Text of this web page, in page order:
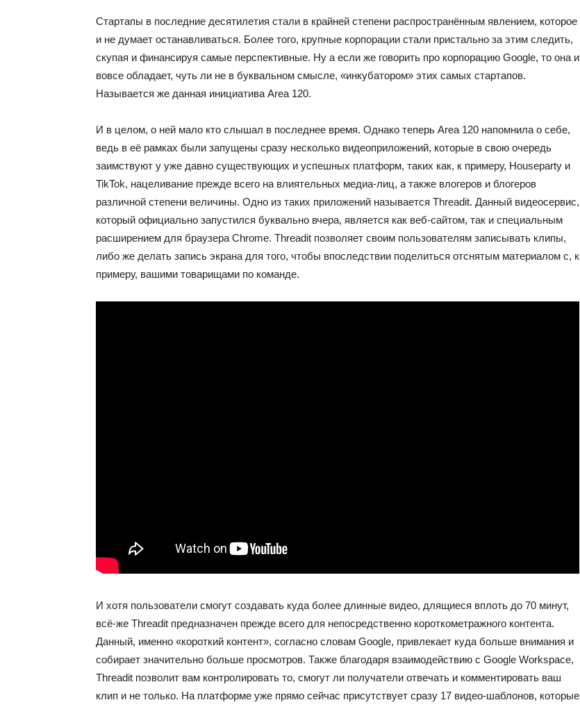
Стартапы в последние десятилетия стали в крайней степени распространённым явлением, которое
и не думает останавливаться. Более того, крупные корпорации стали пристально за этим следить,
скупая и финансируя самые перспективные. Ну а если же говорить про корпорацию Google, то она и
вовсе обладает, чуть ли не в буквальном смысле, «инкубатором» этих самых стартапов.
Называется же данная инициатива Area 120.
И в целом, о ней мало кто слышал в последнее время. Однако теперь Area 120 напомнила о себе,
ведь в её рамках были запущены сразу несколько видеоприложений, которые в свою очередь
заимствуют у уже давно существующих и успешных платформ, таких как, к примеру, Houseparty и
TikTok, нацеливание прежде всего на влиятельных медиа-лиц, а также влогеров и блогеров
различной степени величины. Одно из таких приложений называется Threadit. Данный видеосервис,
который официально запустился буквально вчера, является как веб-сайтом, так и специальным
расширением для браузера Chrome. Threadit позволяет своим пользователям записывать клипы,
либо же делать запись экрана для того, чтобы впоследствии поделиться отснятым материалом с, к
примеру, вашими товарищами по команде.
И хотя пользователи смогут создавать куда более длинные видео, длящиеся вплоть до 70 минут,
всё-же Threadit предназначен прежде всего для непосредственно короткометражного контента.
Данный, именно «короткий контент», согласно словам Google, привлекает куда больше внимания и
собирает значительно больше просмотров. Также благодаря взаимодействию с Google Workspace,
Threadit позволит вам контролировать то, смогут ли получатели отвечать и комментировать ваш
клип и не только. На платформе уже прямо сейчас присутствует сразу 17 видео-шаблонов, которые